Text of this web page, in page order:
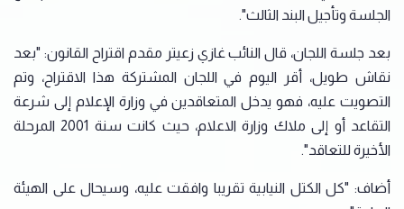
الجلسة وتأجيل البند الثالث".
بعد جلسة اللجان، قال النائب غازي زعيتر مقدم اقتراح القانون: "بعد
نقاش طويل، أقر اليوم في اللجان المشتركة هذا الاقتراح، وتم
التصويت عليه، فهو يدخل المتعاقدين في وزارة الإعلام إلى شرعة
التقاعد أو إلى ملاك وزارة الاعلام، حيث كانت سنة 2001 المرحلة
الأخيرة للتعاقد".
أضاف: "كل الكتل النيابية تقريبا وافقت عليه، وسيحال على الهيئة